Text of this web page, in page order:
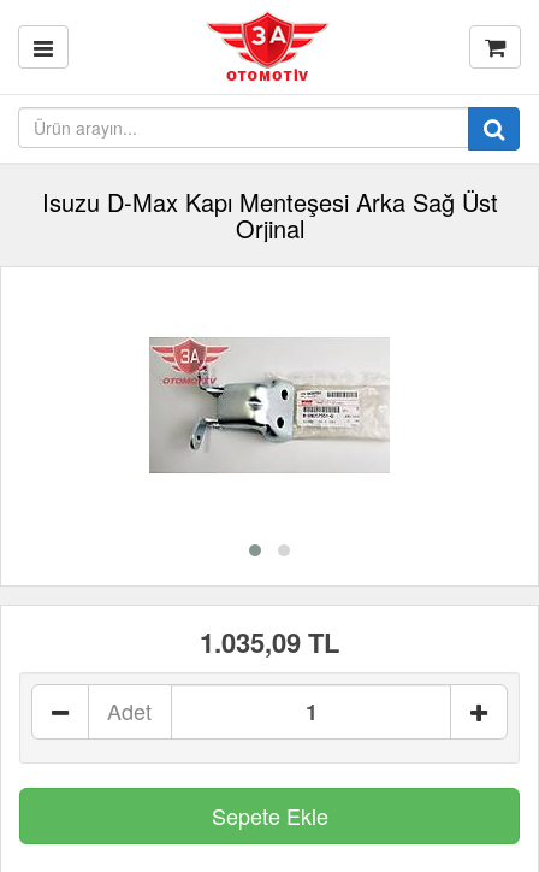
Isuzu D-Max Kapı Menteşesi Arka Sağ Üst
Orjinal
1.035,09 TL
Adet